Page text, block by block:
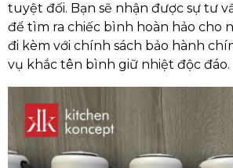
tuyệt đối. Bạn sẽ nhận được sự tư
để tìm ra chiếc bình hoàn hảo cho
đi kèm với chính sách bảo hành
vụ khắc tên bình giữ nhiệt độc đáo.